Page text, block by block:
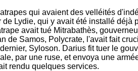
qui avaient des velléités
de Lydie, qui y avait été installé déjà
avait tué Mitrabathès,
de Samos, Polycrate, l'avait fait
Syloson. Darius fit tuer le
par une ruse, et envoya une
rendu quelques services.